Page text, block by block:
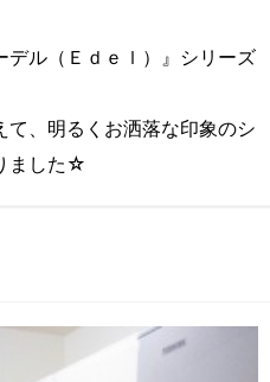
デル（Ｅｄｅｌ）』シリーズ
て、明るくお洒落な印象のシ
ました☆